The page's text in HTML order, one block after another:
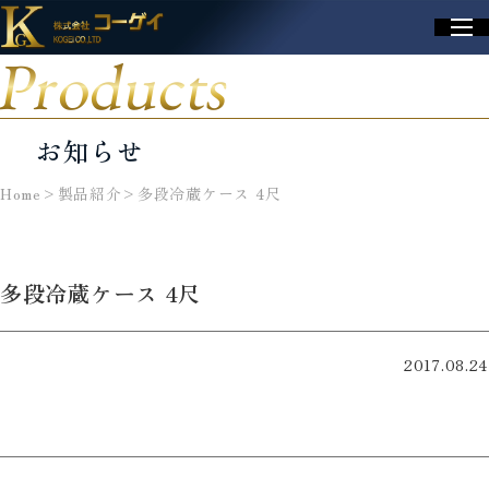
お知らせ
Home > 製品紹介 > 多段冷蔵ケース 4尺
多段冷蔵ケース 4尺
2017.08.24